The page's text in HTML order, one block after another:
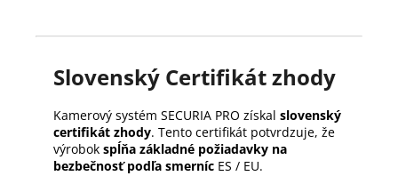
Slovenský Certifikát zhody
Kamerový systém SECURIA PRO získal slovenský
certifikát zhody. Tento certifikát potvrdzuje, že
výrobok spĺňa základné požiadavky na
bezbečnosť podľa smerníc ES / EU.